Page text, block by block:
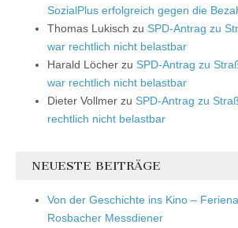
SozialPlus erfolgreich gegen die
Thomas Lukisch zu SPD-Antrag zu
war rechtlich nicht belastbar
Harald Löcher zu SPD-Antrag zu
war rechtlich nicht belastbar
Dieter Vollmer zu SPD-Antrag zu
rechtlich nicht belastbar
NEUESTE BEITRÄGE
Von der Geschichte ins Kino –
Rosbacher Messdiener